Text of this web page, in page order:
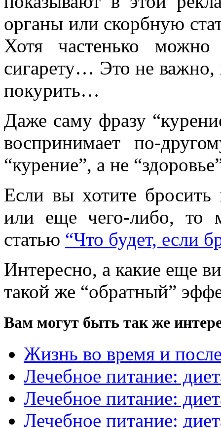
органы или скорбную
Хотя частенько
сигарету… Это не
покурить…
Даже саму фразу
воспринимает по-
“курение”, а не
Если вы хотите бросить
или еще чего-либо, то
статью “Что будет, если
Интересно, а какие еще
такой же “обратный”
Вам могут быть так же
Жизнь во время и
Лечебное питание:
Лечебное питание:
Лечебное питание: